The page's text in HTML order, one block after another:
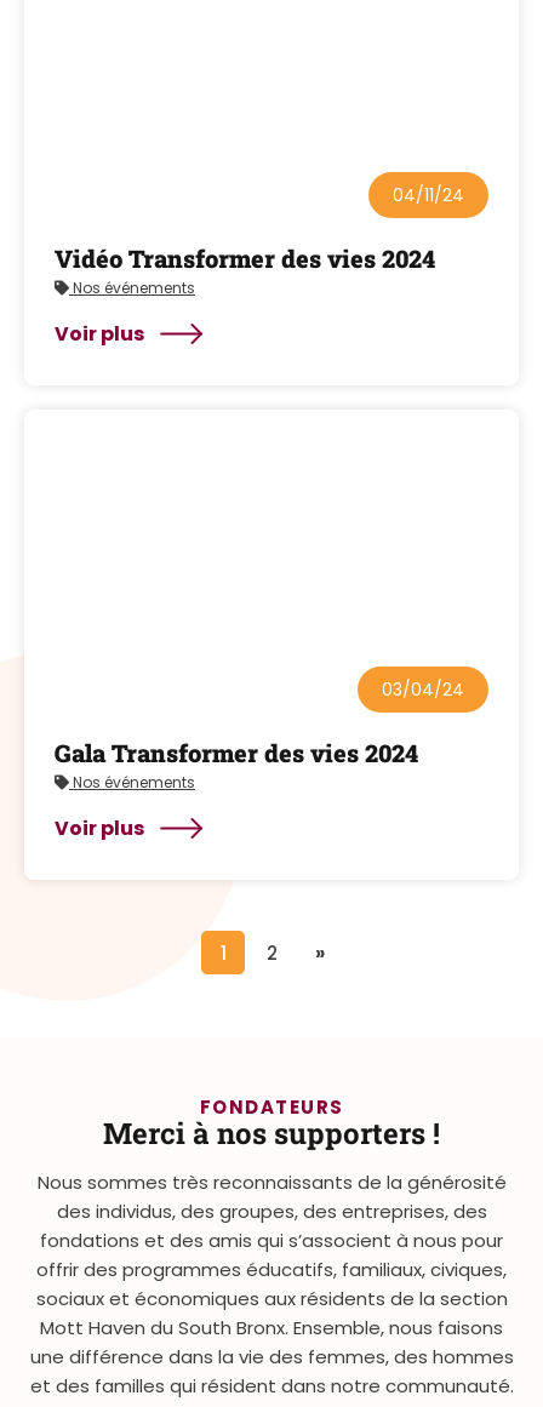
04/11/24
Vidéo Transformer des vies 2024
Nos événements
Voir plus
03/04/24
Gala Transformer des vies 2024
Nos événements
Voir plus
1 2 »
FONDATEURS
Merci à nos supporters !
Nous sommes très reconnaissants de la générosité
des individus, des groupes, des entreprises, des
fondations et des amis qui s’associent à nous pour
offrir des programmes éducatifs, familiaux, civiques,
sociaux et économiques aux résidents de la section
Mott Haven du South Bronx. Ensemble, nous faisons
une différence dans la vie des femmes, des hommes
et des familles qui résident dans notre communauté.